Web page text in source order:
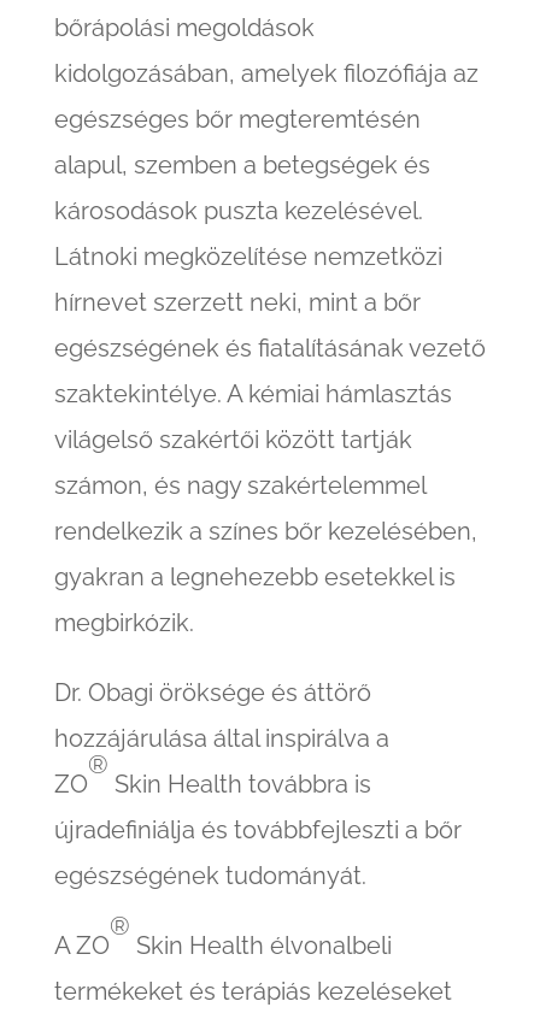
bőrápolási megoldások
kidolgozásában, amelyek filozófiája az
egészséges bőr megteremtésén
alapul, szemben a betegségek és
károsodások puszta kezelésével.
Látnoki megközelítése nemzetközi
hírnevet szerzett neki, mint a bőr
egészségének és fiatalításának vezető
szaktekintélye. A kémiai hámlasztás
világelső szakértői között tartják
számon, és nagy szakértelemmel
rendelkezik a színes bőr kezelésében,
gyakran a legnehezebb esetekkel is
megbirkózik.
Dr. Obagi öröksége és áttörő
hozzájárulása által inspirálva a
ZO
®
Skin Health továbbra is
újradefiniálja és továbbfejleszti a bőr
egészségének tudományát.
A ZO
®
Skin Health élvonalbeli
termékeket és terápiás kezeléseket